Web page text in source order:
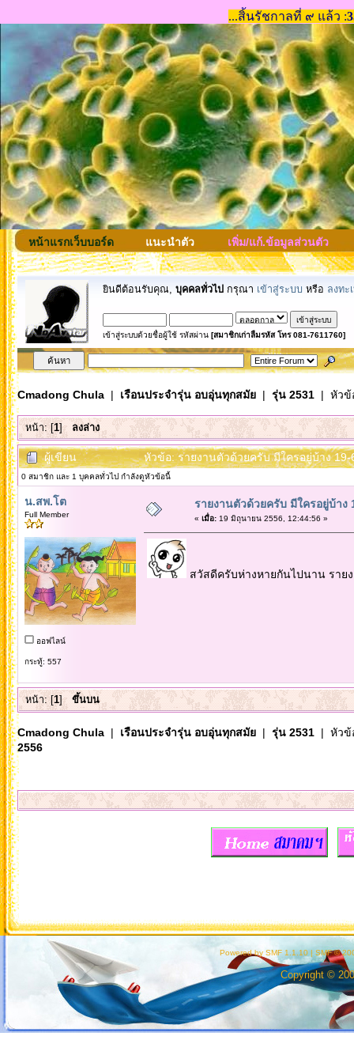
หน้าแรกเว็บบอร์ด แนะนำตัว เพิ่ม/แก้.ข้อมูลส่วนตัว
ยินดีต้อนรับคุณ, บุคคลทั่วไป กรุณา เข้าสู่ระบบ หรือ ลงทะ
เข้าสู่ระบบด้วยชื่อผู้ใช้ รหัสผ่าน [สมาชิกเก่าลืมรหัส โทร 081-7611760]
Cmadong Chula| เรือนประจำรุ่น อบอุ่นทุกสมัย| รุ่น 2531| หัวข้
หน้า: [1] ลงล่าง
ผู้เขียน หัวข้อ: รายงานตัวด้วยครับ มีใครอยู่บ้าง
0 สมาชิก และ 1 บุคคลทั่วไป กำลังดูหัวข้อนี้
น.สพ.โต
Full Member
ออฟไลน์
กระทู้: 557
รายงานตัวด้วยครับ มีใครอยู่บ้าง
« เมื่อ:19 มิถุนายน 2556, 12:44:56 »
สวัสดีครับห่างหายกันไปนาน ราย
หน้า: [1] ขึ้นบน
Cmadong Chula| เรือนประจำรุ่น อบอุ่นทุกสมัย| รุ่น 2531| หัวข้
2556
Powered by SMF 1.1.10 | SMF ©
Copyright ©